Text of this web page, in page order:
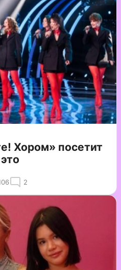
Хором» посетит
2